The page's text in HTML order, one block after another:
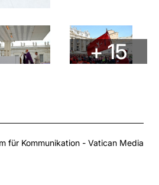
+ 15
für Kommunikation - Vatican Media